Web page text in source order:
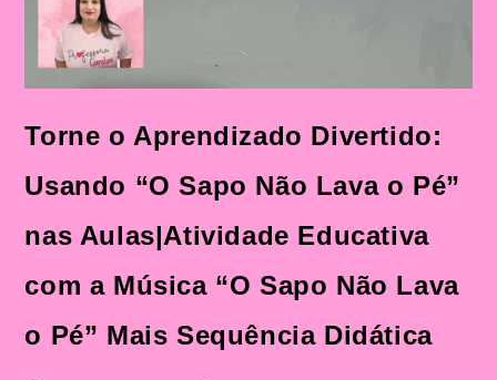
Torne o Aprendizado Divertido:
Usando “O Sapo Não Lava o Pé”
nas Aulas|Atividade Educativa
com a Música “O Sapo Não Lava
o Pé” Mais Sequência Didática